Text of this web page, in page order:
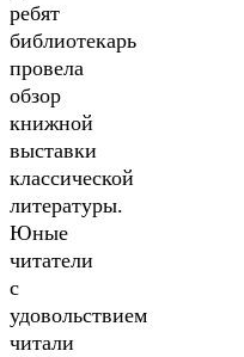
ребят
библиотекарь
провела
обзор
книжной
выставки
классической
литературы.
Юные
читатели
с
удовольствием
читали